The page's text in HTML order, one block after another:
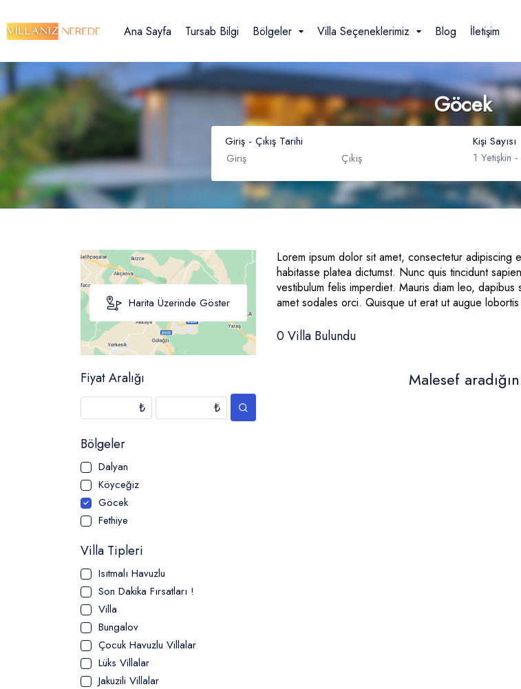
Ana Sayfa Tursab Bilgi Bölgeler Villa Seçeneklerimiz Blog İletişim
Göcek
Giriş - Çıkış Tarihi
Kişi Sayısı
1 Yetişkin -
Çocuk
Yaş 0
Harita Üzerinde Göster
Fiyat Aralığı
₺ ₺
Bölgeler
Dalyan
Köyceğiz
Göcek
Fethiye
Villa Tipleri
Isıtmalı Havuzlu
Son Dakika Fırsatları !
Villa
Bungalov
Çocuk Havuzlu Villalar
Lüks Villalar
Jakuzili Villalar
Lorem ipsum dolor sit amet, consectetur
habitasse platea dictumst. Nunc quis tincidunt
vestibulum felis imperdiet. Mauris diam leo,
amet sodales orci. Quisque ut erat ut augue lobortis
0Villa Bulundu
Malesef
Dil Seçiniz
Türkçe
Kur Seçiniz
Türk Lirası
TRY- TL EUR- € USD- $
Favorilerim
Müsaitlik Takvimi